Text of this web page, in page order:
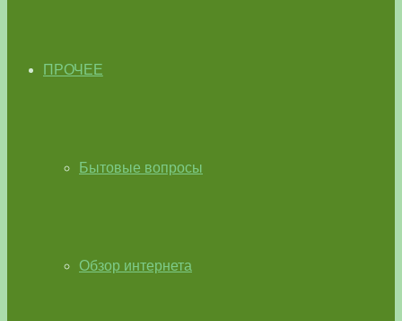
ПРОЧЕЕ
Бытовые вопросы
Обзор интернета